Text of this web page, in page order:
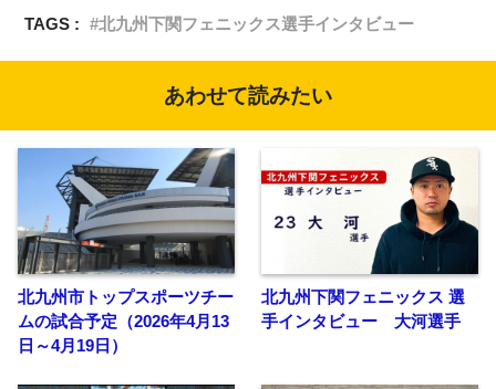
TAGS :
北九州下関フェニックス選手インタビュー
あわせて読みたい
北九州市トップスポーツチー
ムの試合予定（2026年4月13
日～4月19日）
北九州下関フェニックス 選
手インタビュー 大河選手